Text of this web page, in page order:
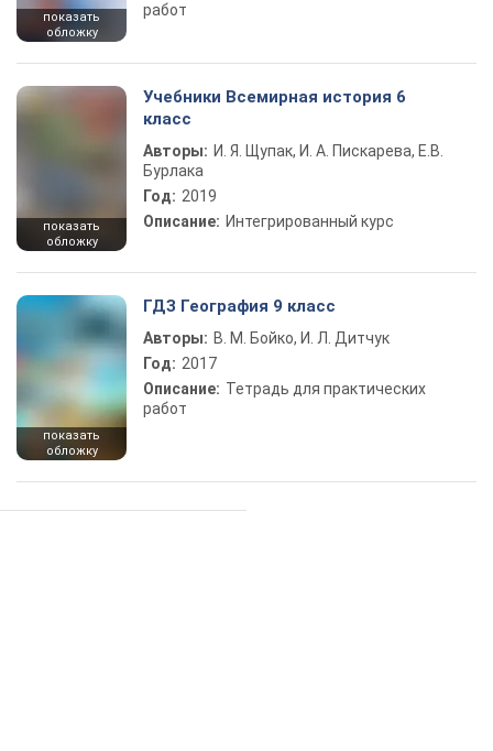
показать
обложку
работ
показать
обложку
Учебники Всемирная история 6
класс
Авторы: И. Я. Щупак, И. А. Пискарева, Е.В.
Бурлака
Год: 2019
Описание: Интегрированный курс
показать
обложку
ГДЗ География 9 класс
Авторы: В. М. Бойко, И. Л. Дитчук
Год: 2017
Описание: Тетрадь для практических
работ